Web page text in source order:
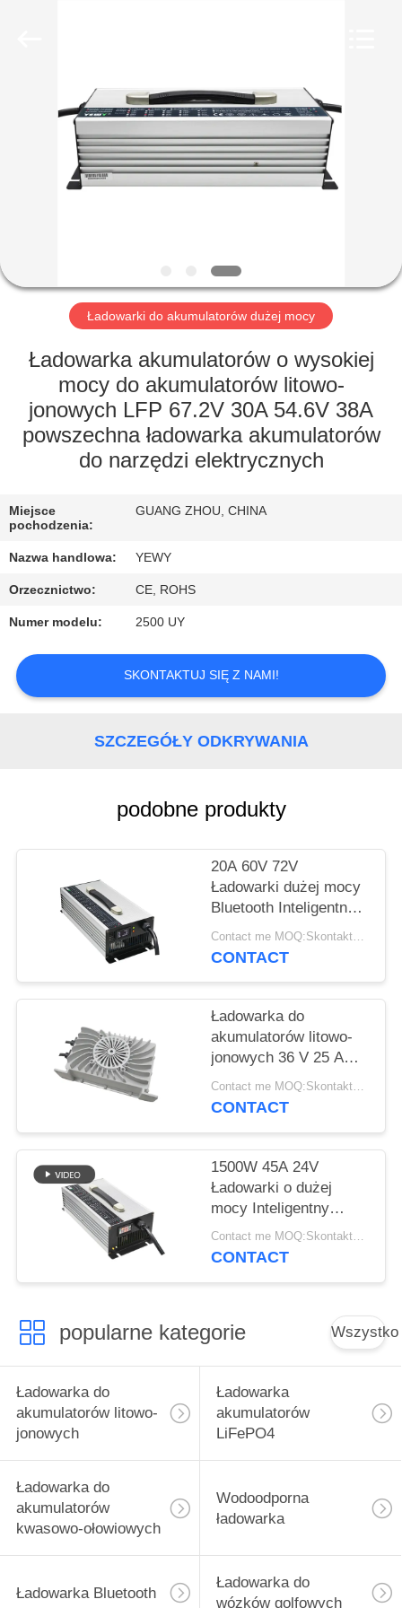
PRODUKTY
O
NAS
WYCIECZKA
FABRYCE
KONTROLA
SKONTAKTUJ
SIĘ
Z
AKTUALNOŚCI
SPRAWY
POLICY
Ładowarki do akumulatorów dużej mocy
Ładowarka akumulatorów o wysokiej
mocy do akumulatorów litowo-
jonowych LFP 67.2V 30A 54.6V 38A
powszechna ładowarka akumulatorów
do narzędzi elektrycznych
Miejsce
pochodzenia:
GUANG ZHOU, CHINA
Nazwa handlowa: YEWY
Orzecznictwo: CE, ROHS
Numer modelu: 2500 UY
SKONTAKTUJ SIĘ Z NAMI!
SZCZEGÓŁY ODKRYWANIA
podobne produkty
20A 60V 72V
Ładowarki dużej mocy
Bluetooth Inteligentny
stop aluminium
Contact me MOQ:Skontaktuj się ze mną
CONTACT
Ładowarka do
akumulatorów litowo-
jonowych 36 V 25 A
IP65 Wodoodporna,
duża moc
Contact me MOQ:Skontaktuj się ze mną
CONTACT
1500W 45A 24V
Ładowarki o dużej
mocy Inteligentny
wyświetlacz LCD o
wydajności
Contact me MOQ:Skontaktuj się ze mną
CONTACT
popularne kategorie Wszystko
Ładowarka do
akumulatorów litowo-
jonowych
Ładowarka
akumulatorów
LiFePO4
Ładowarka do
akumulatorów
kwasowo-ołowiowych
Wodoodporna
ładowarka
Ładowarka Bluetooth
Ładowarka do
wózków golfowych